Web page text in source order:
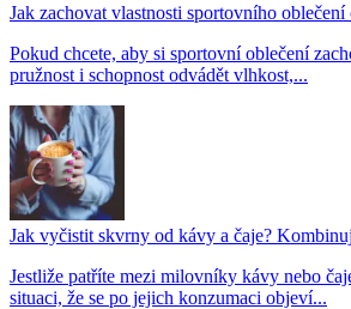
Jak zachovat vlastnosti sportovního oblečení
Pokud chcete, aby si sportovní oblečení
pružnost i schopnost odvádět vlhkost,...
Jak vyčistit skvrny od kávy a čaje?
Jestliže patříte mezi milovníky kávy nebo
situaci, že se po jejich konzumaci objeví...